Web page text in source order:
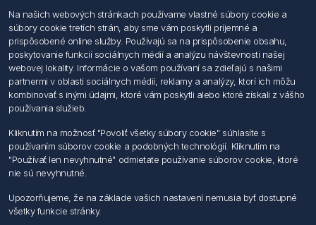
Informácie
Imprint
Vyhlásenie k ochrane údajov
Všeobecné dodacie a obchodné podmienky
Obchodný zástupca
Môj účet
Môj účet
Objednávky
Adresy
Na našich webových stránkach používame vlastné súbory cookie a
súbory cookie tretích strán, aby sme vám poskytli príjemné a
prispôsobené online služby. Používajú sa na prispôsobenie obsahu,
poskytovanie funkcií sociálnych médií a analýzu návštevnosti našej
webovej lokality. Informácie o vašom používaní sa zdieľajú s našimi
partnermi v oblasti sociálnych médií, reklamy a analýzy, ktorí ich môžu
kombinovať s inými údajmi, ktoré vám poskytli alebo ktoré získali z vášho
používania služieb.
Kliknutím na možnosť "Povoliť všetky súbory cookie" súhlasíte s
používaním súborov cookie a podobných technológií. Kliknutím na
"Používať len nevyhnutné" odmietate používanie súborov cookie, ktoré
nie sú nevyhnutné.
Upozorňujeme, že na základe vašich nastavení nemusia byť dostupné
všetky funkcie stránky.